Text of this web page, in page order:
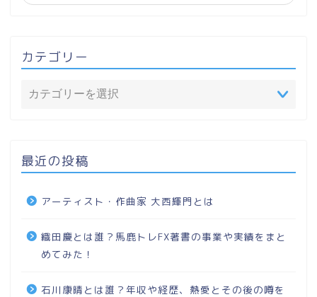
カテゴリー
最近の投稿
アーティスト・作曲家 大西輝門とは
織田慶とは誰？馬鹿トレFX著書の事業や実績をまと
めてみた！
石川康晴とは誰？年収や経歴、熱愛とその後の噂を